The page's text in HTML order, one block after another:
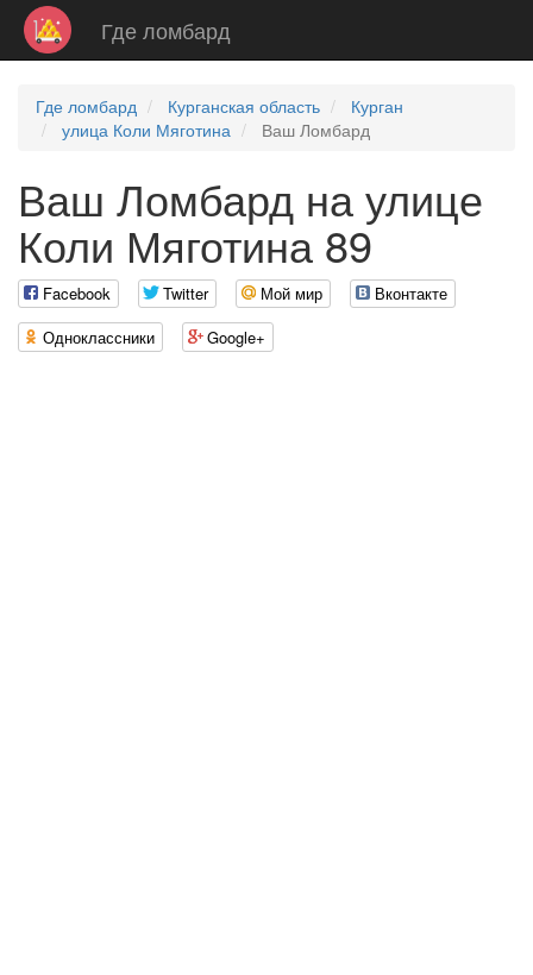
Где ломбард
Где ломбард Курганская область
Курган
улица Коли Мяготина
Ваш Ломбард
Ваш Ломбард на улице
Коли Мяготина 89
Facebook Twitter Мой мир
Вконтакте
Одноклассники
Google+